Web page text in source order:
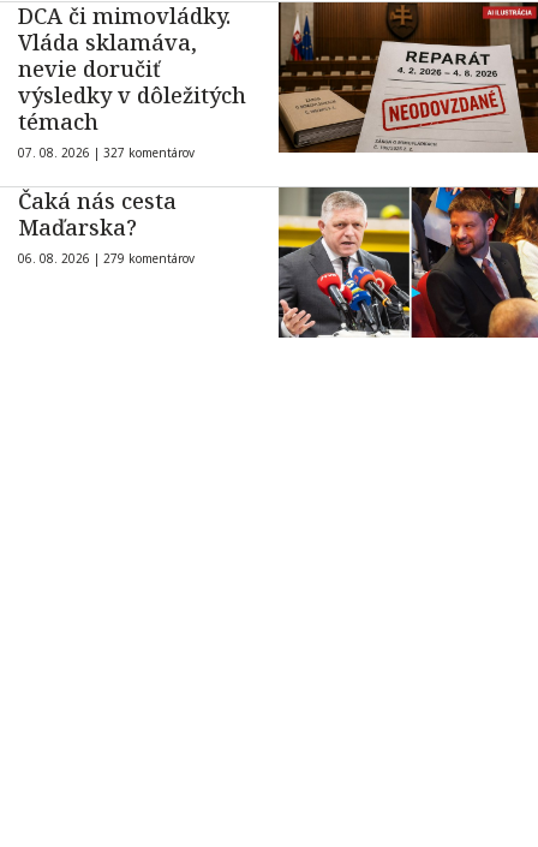
DCA či mimovládky.
Vláda sklamáva,
nevie doručiť
výsledky v dôležitých
témach
07. 08. 2026 | 327 komentárov
Čaká nás cesta
Maďarska?
06. 08. 2026 | 279 komentárov